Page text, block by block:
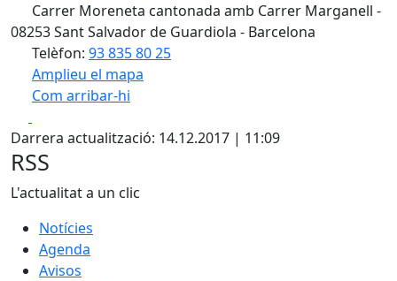
Carrer Moreneta cantonada amb Carrer Marganell -
08253 Sant Salvador de Guardiola - Barcelona
Telèfon: 93 835 80 25
Amplieu el mapa
Com arribar-hi
+
−
Darrera actualització: 14.12.2017 | 11:09
RSS
L'actualitat a un clic
Notícies
Agenda
Avisos